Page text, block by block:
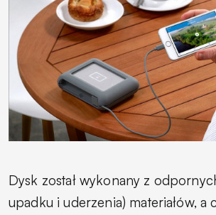
Dysk został wykonany z
upadku i uderzenia) materiałów, a